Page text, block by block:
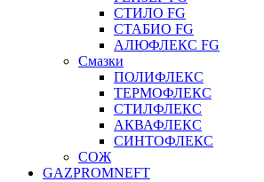
СТИЛО FG
СТАБИО FG
АЛЮФЛЕКС FG
Смазки
ПОЛИФЛЕКС
ТЕРМОФЛЕКС
СТИЛФЛЕКС
АКВАФЛЕКС
СИНТОФЛЕКС
СОЖ
GAZPROMNEFT